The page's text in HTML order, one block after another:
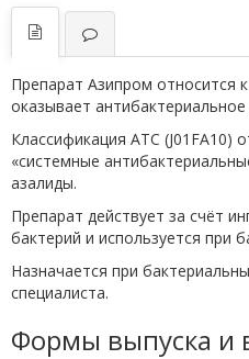
Препарат Азипром относится
оказывает антибактериальное
Классификация ATC (J01FA10)
«системные
азалиды.
Препарат действует за счёт
бактерий и используется при
Назначается при
специалиста.
Формы выпуска и